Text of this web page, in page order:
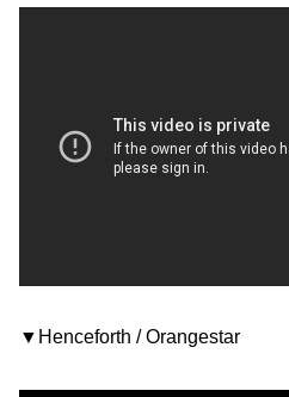
▼Henceforth / Orangestar